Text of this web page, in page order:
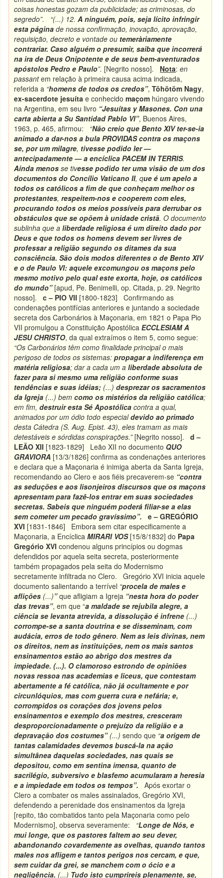
coisas honestas gozam da publicidade; as criminosas, do
segredo”.
“(...) 12.A ninguém, pois, seja lícito infringir
esta página de nossa confirmação, inovação, aprovação,
requisição, decreto e vontade ou temeràriamente
contrariar. Caso alguém o presumir, saiba que incorrerá
na ira de Deus Onipotente e de seus bem-aventurados
apóstolos Pedro e Paulo”. [Negrito nosso]. Nota:en
passantem relação à primeira causa acima indicada,
referida a “homens de todos os credos”,Töhötöm Nagy,
ex-sacerdote jesuíta e conhecidomaçom húngaro vivendo
na Argentina, em seu livro “Jesuítas y Masones. Con una
carta abierta a Su Santidad Pablo VI”, Buenos Aires,
1963, p. 465, afirmou: “Não creio que Bento XIV ter-se-ia
animado a dar-nos a bula PROVIDAS contra os maçons
se, por um milagre, tivesse podido ler —
antecipadamente — a encíclica PACEM IN TERRIS.
Ainda menos se tivesse podido ter uma visão de um dos
documentos do Concílio Vaticano II, que é um apelo a
todos os católicos a fim de que conheçam melhor os
protestantes,respeitem-nos e cooperem com eles,
procurando todos os meios possíveis para derrubar os
obstáculos que se opõem à unidade cristã. O documento
sublinha que aliberdade religiosa é um direito dado por
Deus e que todos os homens devem ser livres de
professar a religião segundo os ditames da sua
consciência. São dois modos diferentes o de Bento XIV
e o de Paulo VI: aquele excomungou os maçons pelo
mesmo motivo pelo qual este exorta, hoje, os católicos
do mundo”[apud, Pe. Benimelli, op. Citada, p. 29. Negrito
nosso].c – PIO VII [1800-1823] Confirmando as
condenações pontifícias anteriores e juntando a sociedade
secreta dos Carbonários à Maçonaria, em 1821 o Papa Pio
VII promulgou a Constituição ApostólicaECCLESIAM A
JESU CHRISTO, da qual extraímos o item 5, como segue:
“Os Carbonários têm como finalidade principal o mais
perigoso de todos os sistemas:propagar a indiferença em
matéria religiosa; dar a cada um aliberdade absoluta de
fazer para si mesmo uma religião conforme suas
tendências e suas idéias; (...)desprezar os sacramentos
da Igreja (...) bemcomo os mistérios da religião católica;
em fim,destruir esta Sé Apostólica contra a qual,
animados por um ódio todo especialdevido ao primado
desta Cátedra (S. Aug. Epist. 43), eles tramam as mais
detestáveis e sórdidas conspirações.” [Negrito nosso].d –
LEÃO XII [1823-1829] Leão XII no documento QUO
GRAVIORA [13/3/1826] confirma as condenações anteriores
e declara que a Maçonaria é inimiga aberta da Santa Igreja,
recomendando ao Clero e aos fiéis precaverem-se “contra
as seduções e aos lisonjeiros discursos que os maçons
apresentam para fazê-los entrar em suas sociedades
secretas. Sabeis que ninguém poderá filiar-se a elas
sem cometer um pecado gravíssimo”.
e – GREGÓRIO
XVI [1831-1846] Embora sem citar especificamente a
Maçonaria, a EncíclicaMIRARI VOS[15/8/1832] do Papa
Gregório XVI condenou alguns princípios ou dogmas
defendidos por aquela seita secreta, posteriormente
também propagados pela seita do Modernismo
secretamente infiltrada no Clero. Gregório XVI inicia aquele
documento salientando a terrível “procela de males e
aflições (...)”que afligiam a Igreja “nesta hora do poder
das trevas”, em que “a maldade se rejubila alegre, a
ciência se levanta atrevida, a dissolução é infrene (...)
corrompe-se a santa doutrina e se disseminam, com
audácia, erros de todo gênero.Nem as leis divinas, nem
os direitos, nem as instituições, nem os mais santos
ensinamentos estão ao abrigo dos mestres da
impiedade. (...). O clamoroso estrondo de opiniões
novas ressoa nas academias e liceus, que contestam
abertamente a fé católica, não já ocultamente e por
circunlóquios, mas com guerra cura e nefária; e,
corrompidos os corações dos jovens pelos
ensinamentos e exemplo dos mestres, cresceram
desproporcionadamente o prejuízo da religião e a
depravação dos costumes” (...)sendo que “a origem de
tantas calamidades devemos buscá-la na ação
simultânea daquelas sociedades, nas quais se
depositou, como em sentina imensa, quanto de
sacrilégio, subversivo e blasfemo acumularam a heresia
e a impiedade em todos os tempos”.
Após exortar o
Clero a combater os males assinalados, Gregório XVI,
defendendo a perenidade dos ensinamentos da Igreja
[repito, tão combatidos tanto pela Maçonaria como pelo
Modernismo], observa severamente:
“Longe de Nós, e
mui longe, que os pastores faltem ao seu dever,
abandonando covardemente as ovelhas, quando tantos
males nos afligem e tantos perigos nos cercam, e que,
sem cuidar da grei, se manchem com o ócio e a
negligência. (...) Tudo isto cumprireis plenamente, se,